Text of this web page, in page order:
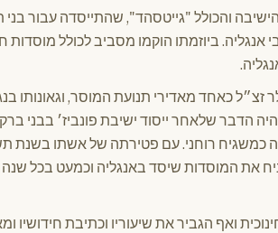
והכולל "גייטסהד", שהתייסדה עבור
אנגליה. ביוזמתו הוקמו מסביב לכולל
כאחד מאדירי תנועת המוסר, וגאונותו
הדבר שלאחר ייסוד ישיבת פונביז׳ בבני
כמשגיח רוחני. עם פטירתה של אשתו בשנת
את המוסדות שיסד באנגליה וכמעט בכל
ואף הגביר את שיעוריו וכתיבת חידושיו